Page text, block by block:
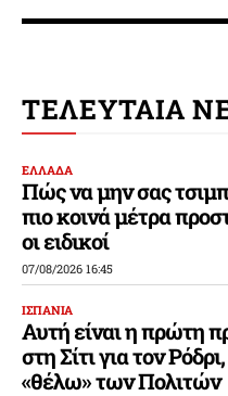
ΤΕΛΕΥΤΑΙΑ
ΕΛΛΑΔΑ
Πώς να μην σας
πιο κοινά μέτρα
οι ειδικοί
07/08/2026 16:45
ΙΣΠΑΝΙΑ
Αυτή είναι η πρώτη
στη Σίτι για τον
«θέλω» των Πολιτών